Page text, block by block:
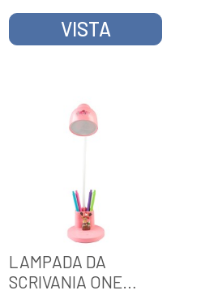
VISTA
LAMPADA DA
SCRIVANIA ONE